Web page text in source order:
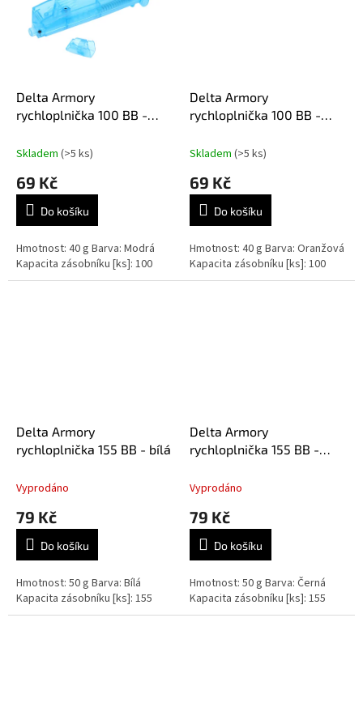
Delta Armory
rychloplnička 100 BB -
Skladem (>5 ks)
69 Kč
Do košíku
Hmotnost: 40 g Barva: Modrá
Kapacita zásobníku [ks]: 100
Delta Armory
rychloplnička 100 BB -
Skladem (>5 ks)
69 Kč
Do košíku
Hmotnost: 40 g Barva: Oranžová
Kapacita zásobníku [ks]: 100
Delta Armory
rychloplnička 155 BB - bílá
Vyprodáno
79 Kč
Do košíku
Hmotnost: 50 g Barva: Bílá
Kapacita zásobníku [ks]: 155
Delta Armory
rychloplnička 155 BB -
Vyprodáno
79 Kč
Do košíku
Hmotnost: 50 g Barva: Černá
Kapacita zásobníku [ks]: 155